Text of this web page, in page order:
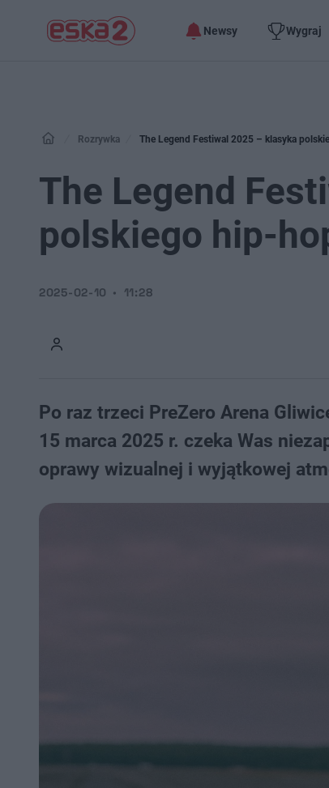
Newsy Wygraj
Rozrywka The Legend Festiwal 2025 – klasyka
The Legend
polskiego hip-
2025-02-10 11:28
Po raz trzeci PreZero Arena
15 marca 2025 r. czeka Was
oprawy wizualnej i wyjątkowej